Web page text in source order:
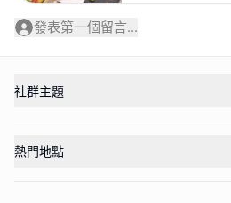
發表第一個留言...
社群主題
熱門地點